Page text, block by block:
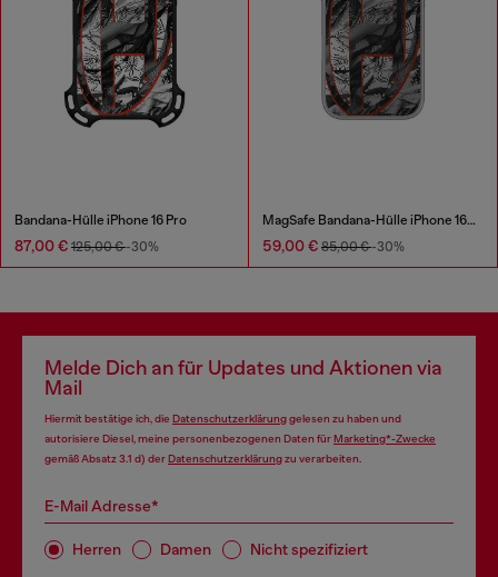
Bandana-Hülle iPhone 16 Pro
87,00 € 125,00 €-30%
MagSafe Bandana-Hülle iPhone 16 Pro
59,00 € 85,00 €-30%
Melde Dich an für Updates und Aktionen via
Mail
Hiermit bestätige ich, die Datenschutzerklärunggelesen zu haben und
autorisiere Diesel, meine personenbezogenen Daten fürMarketing*-Zwecke
gemäß Absatz 3.1 d) derDatenschutzerklärungzu verarbeiten.
E-Mail Adresse*
Herren Damen Nicht spezifiziert